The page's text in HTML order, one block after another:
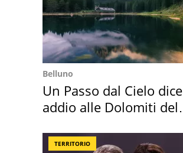
Belluno
Un Passo dal Cielo dice
addio alle Dolomiti del
TERRITORIO